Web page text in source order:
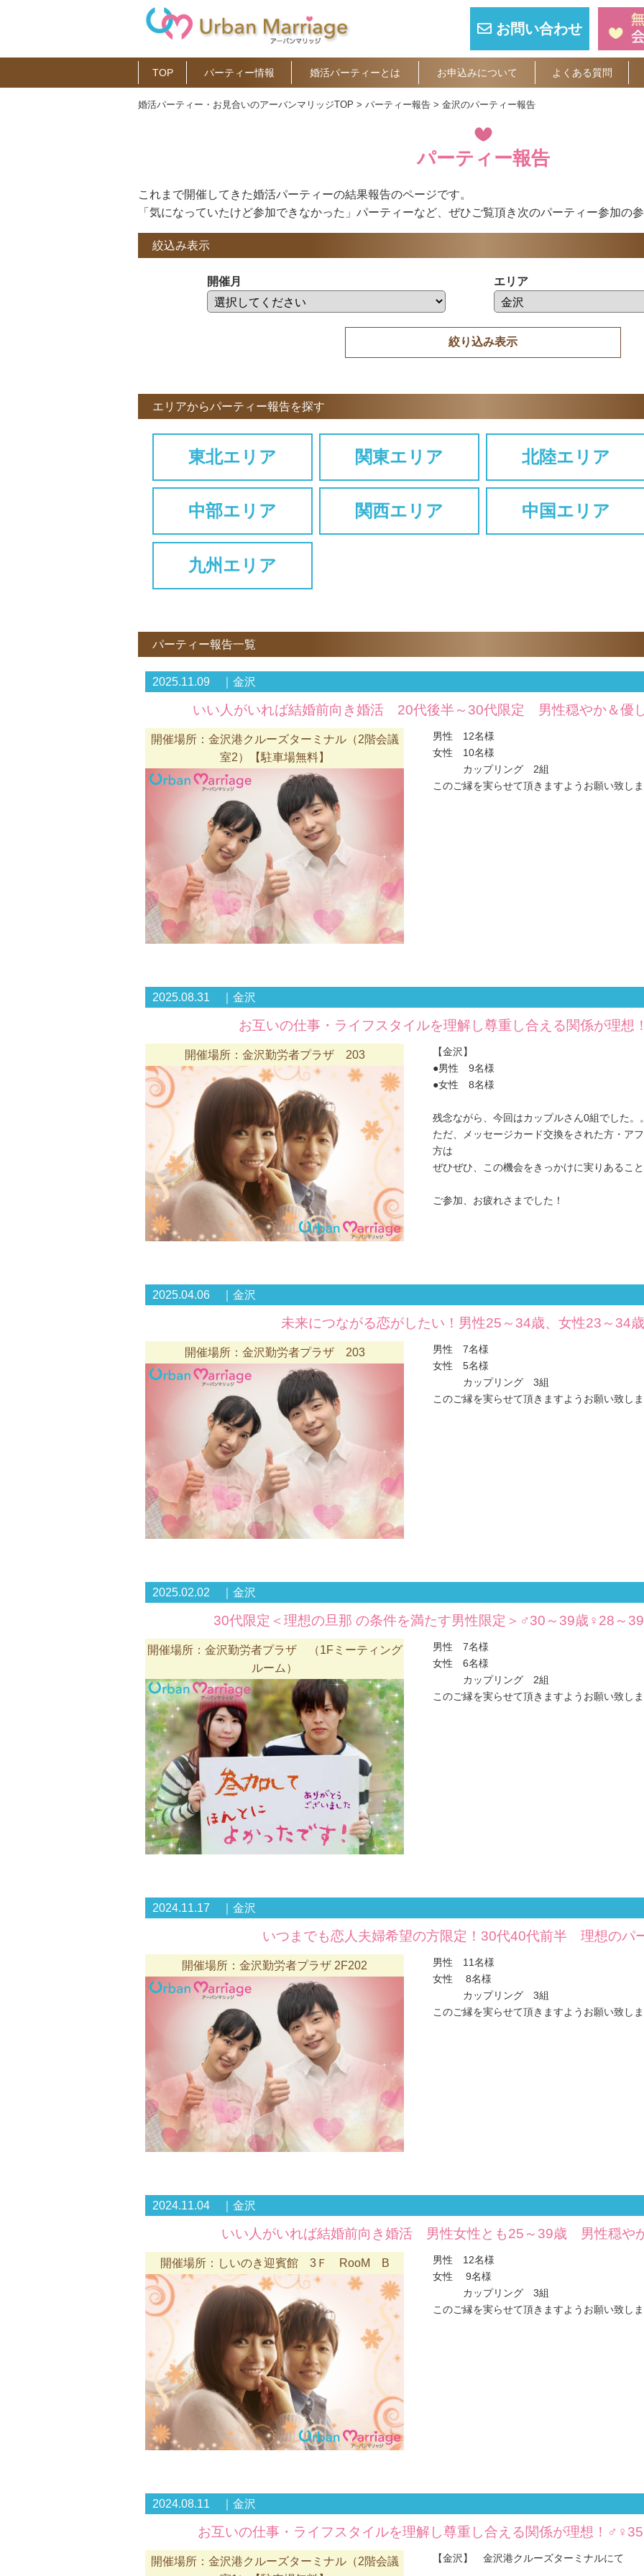
お問い合わせ
TOP パーティー情報 婚活パーティーとは お申込みについて よくある質問
婚活パーティー・お見合いのアーバンマリッジTOP パーティー報告 金沢のパーティー報告
パーティー報告
これまで開催してきた婚活パーティーの結果報告のページです。
「気になっていたけど参加できなかった」パーティーなど、ぜひご覧頂き次のパーティー参加の
絞込み表示
開催月 エリア
エリアからパーティー報告を探す
東北エリア 関東エリア 北陸エリア
中部エリア 関西エリア 中国エリア
九州エリア
パーティー報告一覧
2025.11.09 ｜金沢
いい人がいれば結婚前向き婚活 20代後半～30代限定 男性穏やか＆優
開催場所：金沢港クルーズターミナル（2階会議
室2）【駐車場無料】
男性 12名様
女性 10名様
カップリング 2組
このご縁を実らせて頂きますようお願い致し
2025.08.31 ｜金沢
お互いの仕事・ライフスタイルを理解し尊重し合える関係が理想
開催場所：金沢勤労者プラザ 203
【金沢】
●男性 9名様
●女性 8名様
残念ながら、今回はカップルさん0組でした。
ただ、メッセージカード交換をされた方・ア
方は
ぜひぜひ、この機会をきっかけに実りあるこ
ご参加、お疲れさまでした！
2025.04.06 ｜金沢
未来につながる恋がしたい！男性25～34歳、女性23～34
開催場所：金沢勤労者プラザ 203
男性 7名様
女性 5名様
カップリング 3組
このご縁を実らせて頂きますようお願い致し
2025.02.02 ｜金沢
30代限定＜理想の旦那 の条件を満たす男性限定＞♂30～39歳♀28
開催場所：金沢勤労者プラザ （1Fミーティング
ルーム）
男性 7名様
女性 6名様
カップリング 2組
このご縁を実らせて頂きますようお願い致し
2024.11.17 ｜金沢
いつまでも恋人夫婦希望の方限定！30代40代前半 理想のパ
開催場所：金沢勤労者プラザ 2F202
男性 11名様
女性 8名様
カップリング 3組
このご縁を実らせて頂きますようお願い致し
2024.11.04 ｜金沢
いい人がいれば結婚前向き婚活 男性女性とも25～39歳 男性穏や
開催場所：しいのき迎賓館 3Ｆ RooM B
男性 12名様
女性 9名様
カップリング 3組
このご縁を実らせて頂きますようお願い致し
2024.08.11 ｜金沢
お互いの仕事・ライフスタイルを理解し尊重し合える関係が理想！
開催場所：金沢港クルーズターミナル（2階会議
【金沢】 金沢港クルーズターミナルにて